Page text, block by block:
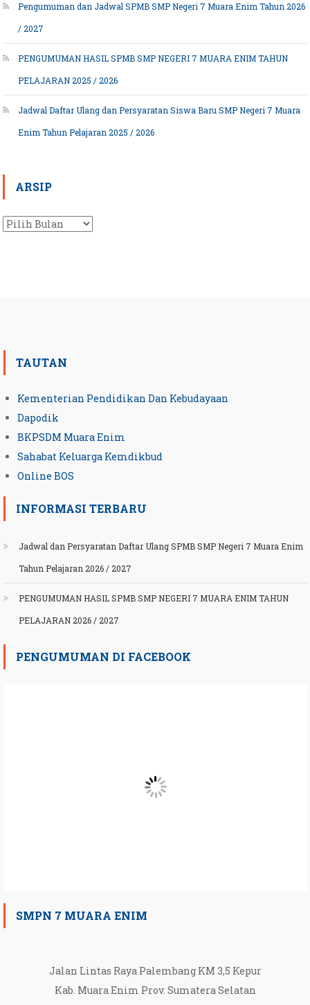
Pengumuman dan Jadwal SPMB SMP Negeri 7 Muara Enim Tahun 2026
/ 2027
PENGUMUMAN HASIL SPMB SMP NEGERI 7 MUARA ENIM TAHUN
PELAJARAN 2025 / 2026
Jadwal Daftar Ulang dan Persyaratan Siswa Baru SMP Negeri 7 Muara
Enim Tahun Pelajaran 2025 / 2026
ARSIP
Arsip
TAUTAN
Kementerian Pendidikan Dan Kebudayaan
Dapodik
BKPSDM Muara Enim
Sahabat Keluarga Kemdikbud
Online BOS
INFORMASI TERBARU
Jadwal dan Persyaratan Daftar Ulang SPMB SMP Negeri 7 Muara Enim
Tahun Pelajaran 2026 / 2027
PENGUMUMAN HASIL SPMB SMP NEGERI 7 MUARA ENIM TAHUN
PELAJARAN 2026 / 2027
PENGUMUMAN DI FACEBOOK
SMPN 7 MUARA ENIM
Jalan Lintas Raya Palembang KM 3,5 Kepur
Kab. Muara Enim Prov. Sumatera Selatan